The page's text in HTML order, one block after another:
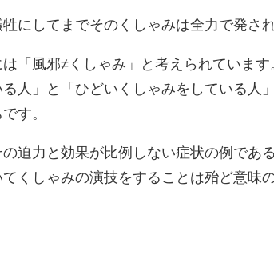
にしてまでそのくしゃみは全力で発さ
「風邪≠くしゃみ」と考えられています
人」と「ひどいくしゃみをしている人
す。
迫力と効果が比例しない症状の例であ
くしゃみの演技をすることは殆ど意味